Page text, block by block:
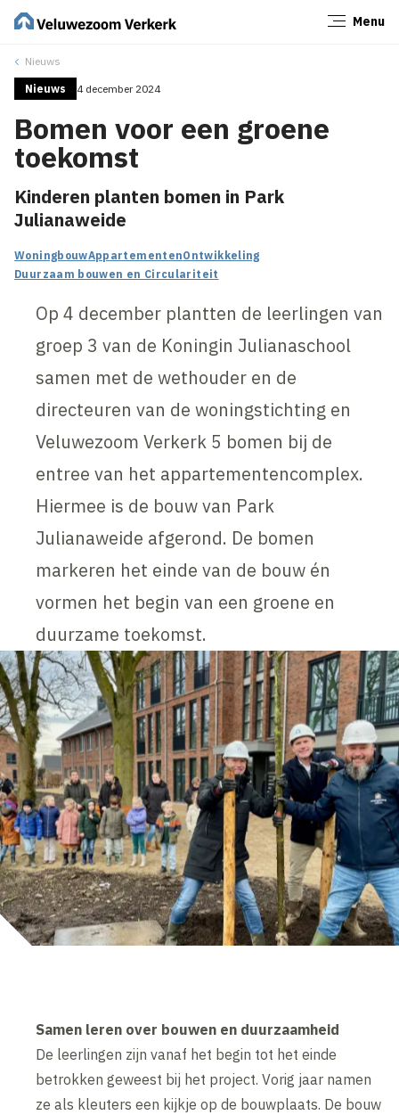
Menu
Nieuws
Nieuws 4 december 2024
Bomen voor een groene
toekomst
Kinderen planten bomen in Park
Julianaweide
WoningbouwAppartementenOntwikkeling
Duurzaam bouwen en Circulariteit
Op 4 december plantten de leerlingen van
groep 3 van de Koningin Julianaschool
samen met de wethouder en de
directeuren van de woningstichting en
Veluwezoom Verkerk 5 bomen bij de
entree van het appartementencomplex.
Hiermee is de bouw van Park
Julianaweide afgerond. De bomen
markeren het einde van de bouw én
vormen het begin van een groene en
duurzame toekomst.
Samen leren over bouwen en duurzaamheid
De leerlingen zijn vanaf het begin tot het einde
betrokken geweest bij het project. Vorig jaar namen
ze als kleuters een kijkje op de bouwplaats. De bouw
Sluiten